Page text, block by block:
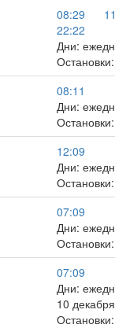
08:29
22:22
Дни:
08:11
Дни:
12:09
Дни:
07:09
Дни:
07:09
Дни:
10 декабря